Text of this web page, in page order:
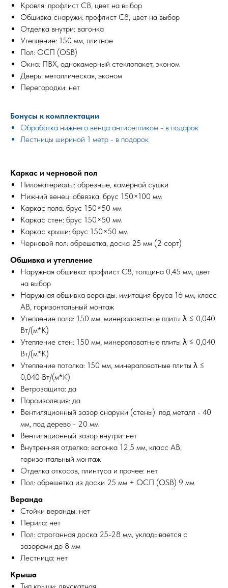
Кровля: профлист С8, цвет на выбор
Обшивка снаружи: профлист С8, цвет на выбор
Отделка внутри: вагонка
Утепление: 150 мм, плитное
Пол: ОСП (OSB)
Окна: ПВХ, однокамерный стеклопакет, эконом
Дверь: металлическая, эконом
Перегородки: нет
Бонусы к комплектации
Обработка нижнего венца антисептиком - в подарок
Лестницы шириной 1 метр - в подарок
Каркас и черновой пол
Пиломатериалы: обрезные, камерной сушки
Нижний венец: обвязка, брус 150×100 мм
Каркас пола: брус 150×50 мм
Каркас стен: брус 150×50 мм
Каркас крыши: брус 150×50 мм
Черновой пол: обрешетка, доска 25 мм (2 сорт)
Обшивка и утепление
Наружная обшивка: профлист С8, толщина 0,45 мм, цвет
на выбор
Наружная обшивка веранды: имитация бруса 16 мм, класс
АВ, горизонтальный монтаж
Утепление пола: 150 мм, минераловатные плиты λ ≤ 0,040
Вт/(м*К)
Утепление стен: 150 мм, минераловатные плиты λ ≤ 0,040
Вт/(м*К)
Утепление потолка: 150 мм, минераловатные плиты λ ≤
0,040 Вт/(м*К)
Ветрозащита: да
Пароизоляция: да
Вентиляционный зазор снаружи (стены): под металл - 40
мм, под дерево - 20 мм
Вентиляционный зазор внутри: нет
Внутренняя отделка: вагонка 12,5 мм, класс АВ,
горизонтальный монтаж
Отделка откосов, плинтуса и прочее: нет
Пол: обрешетка из доски 25 мм + ОСП (OSB) 9 мм
Веранда
Стойки веранды: нет
Перила: нет
Пол: строганная доска 25-28 мм, укладывается с
зазорами до 8 мм
Лестница: нет
Крыша